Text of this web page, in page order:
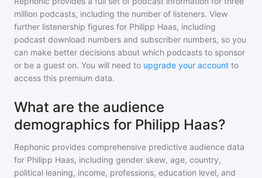
million podcasts, including the number of listeners. View
further listenership figures for Philipp Haas, including
podcast download numbers and subscriber numbers, so you
can make better decisions about which podcasts to sponsor
or be a guest on. You will need to upgrade your account to
access this premium data.
What are the audience
demographics for Philipp Haas?
Rephonic provides comprehensive predictive audience data
for Philipp Haas, including gender skew, age, country,
political leaning, income, professions, education level, and